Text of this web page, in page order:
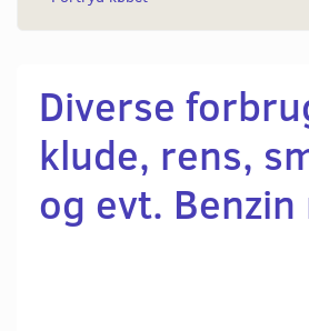
Diverse
klude, rens,
og evt. Benzin